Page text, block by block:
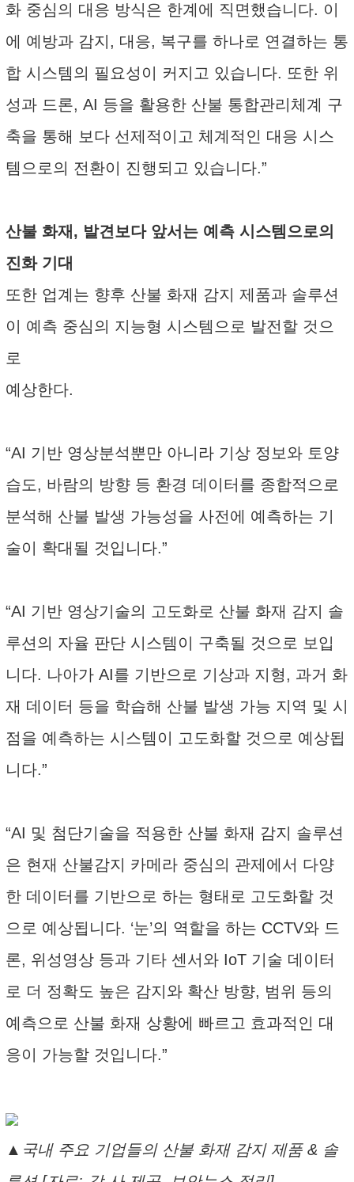
화 중심의 대응 방식은 한계에 직면했습니다. 이
에 예방과 감지, 대응, 복구를 하나로 연결하는 통
합 시스템의 필요성이 커지고 있습니다. 또한 위
성과 드론, AI 등을 활용한 산불 통합관리체계 구
축을 통해 보다 선제적이고 체계적인 대응 시스
템으로의 전환이 진행되고 있습니다.”
산불 화재, 발견보다 앞서는 예측 시스템으로의
진화 기대
또한 업계는 향후 산불 화재 감지 제품과 솔루션
이 예측 중심의 지능형 시스템으로 발전할 것으
로
예상한다.
“AI 기반 영상분석뿐만 아니라 기상 정보와 토양
습도, 바람의 방향 등 환경 데이터를 종합적으로
분석해 산불 발생 가능성을 사전에 예측하는 기
술이 확대될 것입니다.”
“AI 기반 영상기술의 고도화로 산불 화재 감지 솔
루션의 자율 판단 시스템이 구축될 것으로 보입
니다. 나아가 AI를 기반으로 기상과 지형, 과거 화
재 데이터 등을 학습해 산불 발생 가능 지역 및 시
점을 예측하는 시스템이 고도화할 것으로 예상됩
니다.”
“AI 및 첨단기술을 적용한 산불 화재 감지 솔루션
은 현재 산불감지 카메라 중심의 관제에서 다양
한 데이터를 기반으로 하는 형태로 고도화할 것
으로 예상됩니다. ‘눈’의 역할을 하는 CCTV와 드
론, 위성영상 등과 기타 센서와 IoT 기술 데이터
로 더 정확도 높은 감지와 확산 방향, 범위 등의
예측으로 산불 화재 상황에 빠르고 효과적인 대
응이 가능할 것입니다.”
▲국내 주요 기업들의 산불 화재 감지 제품 & 솔